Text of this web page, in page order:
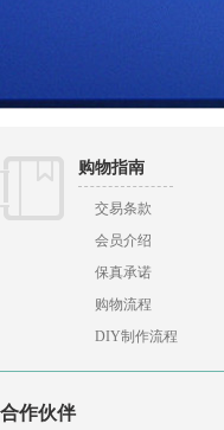
购物指南
交易条款
会员介绍
保真承诺
购物流程
DIY制作流程
合作伙伴